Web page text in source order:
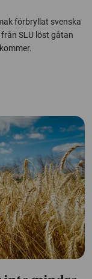
förbryllat svenska
SLU löst gåtan